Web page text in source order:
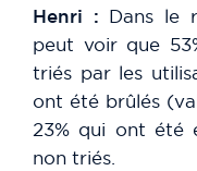
Henri : Dans le
peut voir que
triés par les
ont été brûlés
23% qui ont été
non triés.